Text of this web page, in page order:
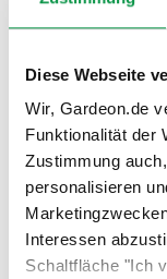
Diese Webseite
Wir, Gardeon.de
Funktionalität der
Zustimmung
personalisieren
Interessen
Schaltfläche "Ich
Die